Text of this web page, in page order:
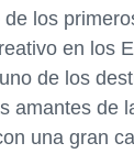
los
en los
de los
amantes de
una gran